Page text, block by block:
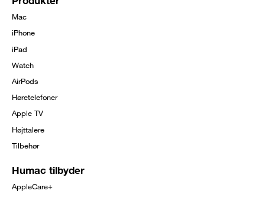
Footer
menu
Mac
iPhone
iPad
Watch
AirPods
Høretelefoner
Apple TV
Højttalere
Tilbehør
Humac tilbyder
AppleCare+